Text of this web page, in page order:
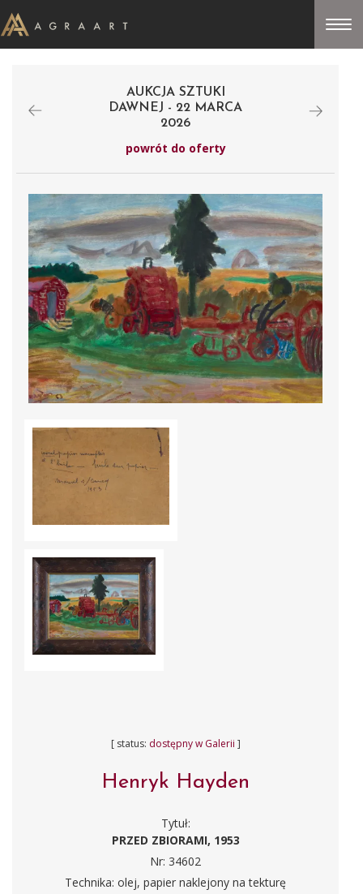
AUKCJA SZTUKI
DAWNEJ - 22 MARCA
2026
powrót do oferty
[ status: dostępny w Galerii ]
Henryk Hayden
Tytuł:
PRZED ZBIORAMI, 1953
Nr: 34602
Technika: olej, papier naklejony na tekturę